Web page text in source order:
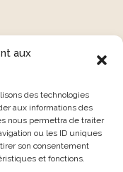
aux
des technologies
aux informations des
nous permettra de traiter
ou les ID uniques
son consentement
et fonctions.
SUIVANT